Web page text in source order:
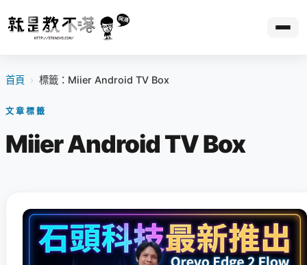
首頁 › 標籤：Miier Android TV Box
文章標籤
Miier Android TV Box